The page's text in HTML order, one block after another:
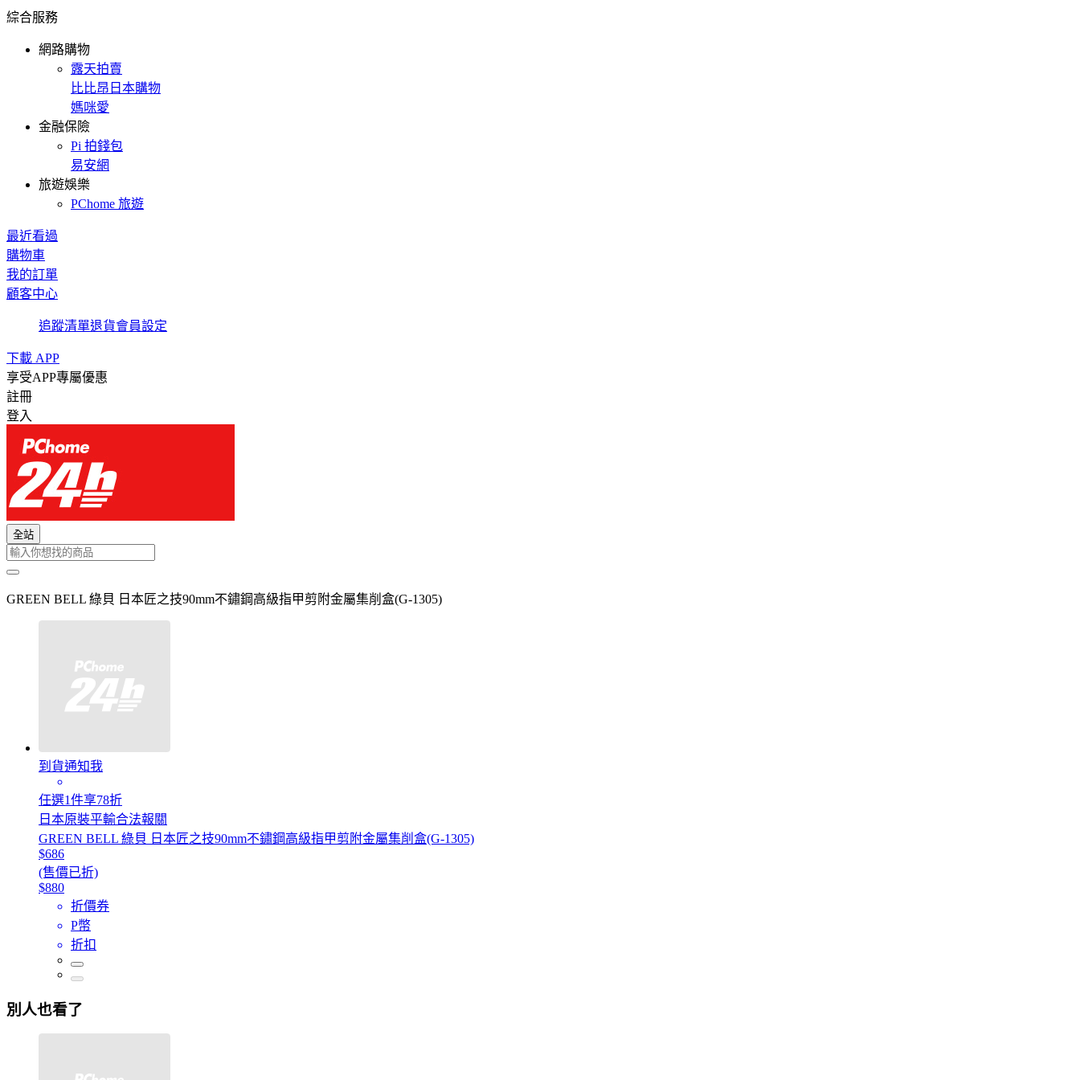
綜合服務
網路購物
露天拍賣
比比昂日本購物
媽咪愛
金融保險
Pi 拍錢包
易安網
旅遊娛樂
PChome 旅遊
最近看過
購物車
我的訂單
顧客中心
追蹤清單退貨會員設定
下載 APP
享受APP專屬優惠
註冊
登入
全站
GREEN BELL 綠貝 日本匠之技90mm不鏽鋼高級指甲剪附金屬集削盒(G-1305)
到貨通知我
任選1件享78折
日本原裝平輸合法報關
GREEN BELL 綠貝 日本匠之技90mm不鏽鋼高級指甲剪附金屬集削盒(G-1305)
$686
(售價已折)
$880
折價券
P幣
折扣
別人也看了